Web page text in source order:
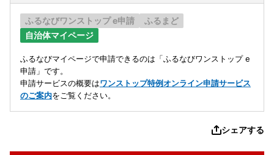
ふるなびワンストップ e申請
ふるまど
自治体マイページ
ふるなびマイページで申請できるのは「ふるなびワンストップ e
申請」です。
申請サービスの概要はワンストップ特例オンライン申請サービス
のご案内をご覧ください。
シェアする